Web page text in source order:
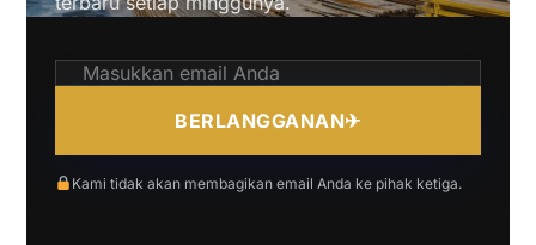
BERLANGGANAN✈
Kami tidak akan membagikan email Anda ke pihak ketiga.